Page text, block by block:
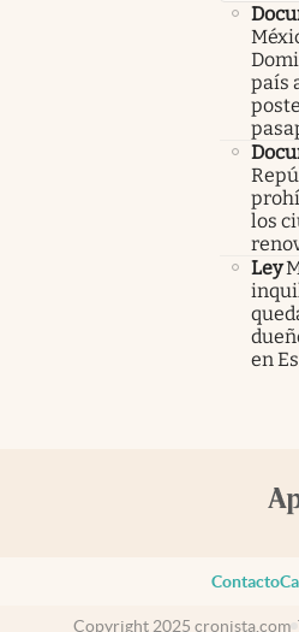
país
los
Ley
en
pestañapestaña
Contacto
Copyright 2025 cronista.com